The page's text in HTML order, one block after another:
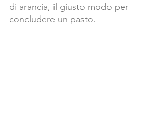
di arancia, il giusto modo per
concludere un pasto.